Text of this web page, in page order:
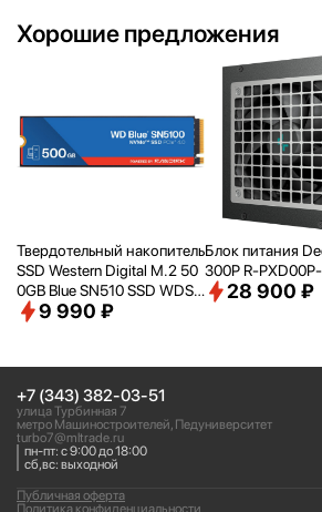
Хорошие предложения
Твердотельный накопитель
SSD Western Digital M.2 50
0GB Blue SN510 SSD WDS5
00G5B0E PCIe NVMe 4.0 x
9 990 ₽
Блок питания
300P R-
28 900 ₽
+7 (343) 382-03-51
улица Турбинная 7
метро Машиностроителей, Педуниверситет
turbo7@mltrade.ru
пн-пт: с 9:00 до 18:00
сб,вс: выходной
Политика конфиденциальности
Публичная оферта